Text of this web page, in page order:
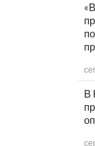
В